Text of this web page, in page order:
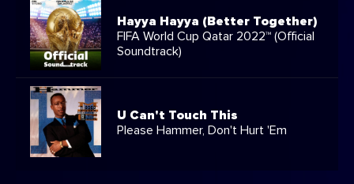
Hayya Hayya (Better Together)
FIFA World Cup Qatar 2022™ (Official
Soundtrack)
U Can't Touch This
Please Hammer, Don't Hurt 'Em